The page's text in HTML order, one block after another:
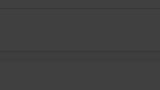
artikelen met een inbegrepen